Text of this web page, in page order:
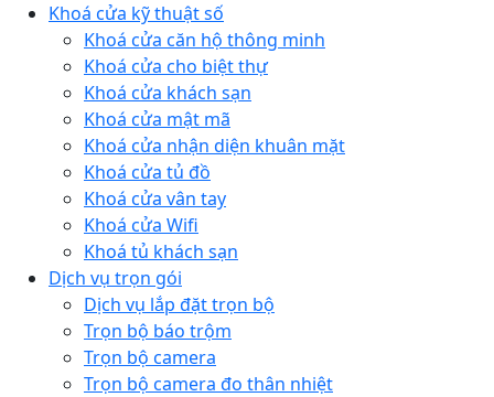
Khoá cửa kỹ thuật số
Khoá cửa căn hộ thông minh
Khoá cửa cho biệt thự
Khoá cửa khách sạn
Khoá cửa mật mã
Khoá cửa nhận diện khuân mặt
Khoá cửa tủ đồ
Khoá cửa vân tay
Khoá cửa Wifi
Khoá tủ khách sạn
Dịch vụ trọn gói
Dịch vụ lắp đặt trọn bộ
Trọn bộ báo trộm
Trọn bộ camera
Trọn bộ camera đo thân nhiệt